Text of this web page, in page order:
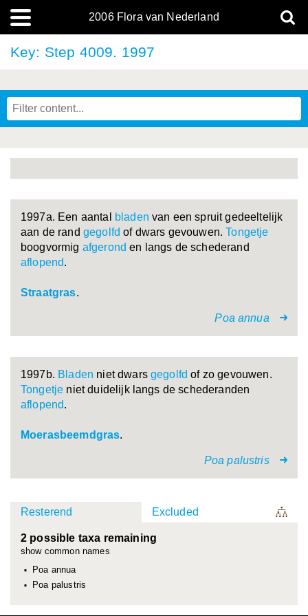
2006 Flora van Nederland
Key: Step 4009. 1997
1997a. Een aantal bladen van een spruit gedeeltelijk
aan de rand gegolfd of dwars gevouwen.Tongetje
boogvormig afgerond en langs de schederand
aflopend.
Straatgras.
Poa annua
1997b. Bladen niet dwarsgegolfd of zo gevouwen.
Tongetje niet duidelijk langs de schederanden
aflopend.
Moerasbeemdgras.
Poa palustris
Resterend Excluded
2 possible taxa remaining
show common names
Poa annua
Poa palustris